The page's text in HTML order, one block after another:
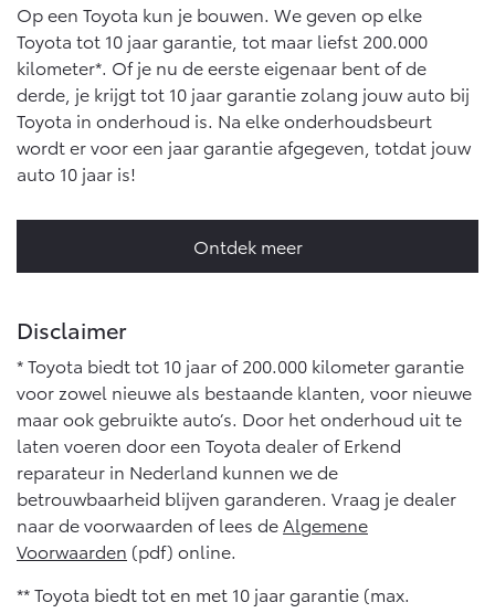
Op een Toyota kun je bouwen. We geven op elke
Toyota tot 10 jaar garantie, tot maar liefst 200.000
kilometer*. Of je nu de eerste eigenaar bent of de
derde, je krijgt tot 10 jaar garantie zolang jouw auto bij
Toyota in onderhoud is. Na elke onderhoudsbeurt
wordt er voor een jaar garantie afgegeven, totdat jouw
auto 10 jaar is!
Ontdek meer
Disclaimer
* Toyota biedt tot 10 jaar of 200.000 kilometer garantie
voor zowel nieuwe als bestaande klanten, voor nieuwe
maar ook gebruikte auto’s. Door het onderhoud uit te
laten voeren door een Toyota dealer of Erkend
reparateur in Nederland kunnen we de
betrouwbaarheid blijven garanderen. Vraag je dealer
naar de voorwaarden of lees de Algemene
Voorwaarden (pdf) online.
** Toyota biedt tot en met 10 jaar garantie (max.